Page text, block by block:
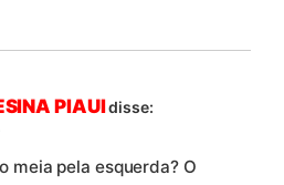
PIAUIdisse:
meia pela esquerda? O